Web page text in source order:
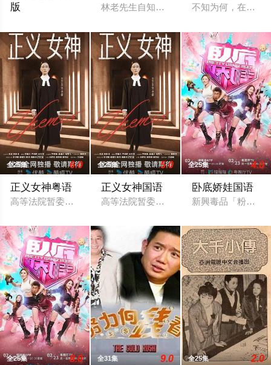
版
林老先生自知身患绝症命不久矣，于是找
不知为何，在冯德
全25集 6.0
正义女神粤语
高等法院暂委法官言惠知（佘诗曼 饰）正值事业高峰，但一宗
全25集 5.0
正义女神国语
高等法院暂委法官言惠知（佘诗曼 饰）
全25集 4.0
卧底娇娃国语
新興毒品「粉精靈
全25集 8.0 全31集 9.0 全25集 2.0